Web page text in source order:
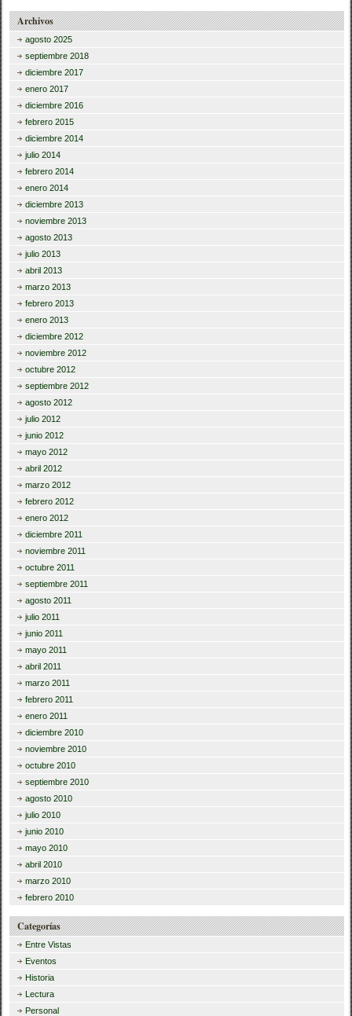
Archivos
agosto 2025
septiembre 2018
diciembre 2017
enero 2017
diciembre 2016
febrero 2015
diciembre 2014
julio 2014
febrero 2014
enero 2014
diciembre 2013
noviembre 2013
agosto 2013
julio 2013
abril 2013
marzo 2013
febrero 2013
enero 2013
diciembre 2012
noviembre 2012
octubre 2012
septiembre 2012
agosto 2012
julio 2012
junio 2012
mayo 2012
abril 2012
marzo 2012
febrero 2012
enero 2012
diciembre 2011
noviembre 2011
octubre 2011
septiembre 2011
agosto 2011
julio 2011
junio 2011
mayo 2011
abril 2011
marzo 2011
febrero 2011
enero 2011
diciembre 2010
noviembre 2010
octubre 2010
septiembre 2010
agosto 2010
julio 2010
junio 2010
mayo 2010
abril 2010
marzo 2010
febrero 2010
Categorías
Entre Vistas
Eventos
Historia
Lectura
Personal